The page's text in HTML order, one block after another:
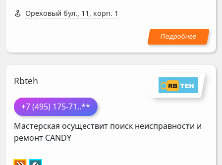
Ореховый бул., 11, корп. 1
Rbteh
+7 (495) 175-71..**
Мастерская осуществит поиск неисправности и
ремонт CANDY